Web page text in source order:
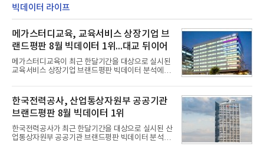
빅데이터 라이프
메가스터디교육, 교육서비스 상장기업 브
랜드평판 8월 빅데이터 1위...대교 뒤이어
메가스터디교육이 최근 한달기간을 대상으로 실시된
교육서비스 상장기업 브랜드평판 빅데이터 분석에서
일 한국기업평판연구소(소장 구창환)는 국내 교육서
비스 상장기업 브랜드를 대상으로 지난 7월 7일부터
8월 7일까지 수집된 소비자 빅데이터 10,074,233건
을 분석한 결과, 메가스터디교육이 브랜드평판지수
1,710,926을 기록하며 8월 1위에 올랐다고 밝혔다.
분석에 활용된 빅데이터는 지난 7월(9,491,206건) 대
비 6.14% 증가한 수치로, 교육서비스 상장기업 브랜
한국전력공사, 산업통상자원부 공공기관
브랜드평판 8월 빅데이터 1위
한국전력공사가 최근 한달기간을 대상으로 실시된 산
업통상자원부 공공기관 브랜드평판 빅데이터 분석에